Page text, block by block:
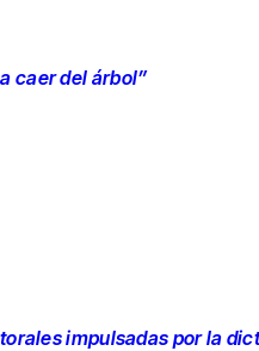
caer del árbol”
impulsadas por la